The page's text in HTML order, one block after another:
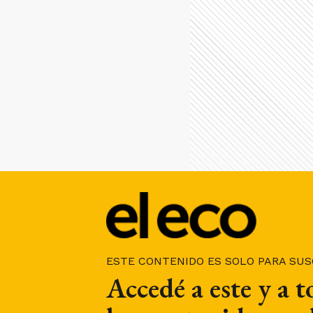
ESTE CONTENIDO ES SOLO PARA
Accedé a este y a